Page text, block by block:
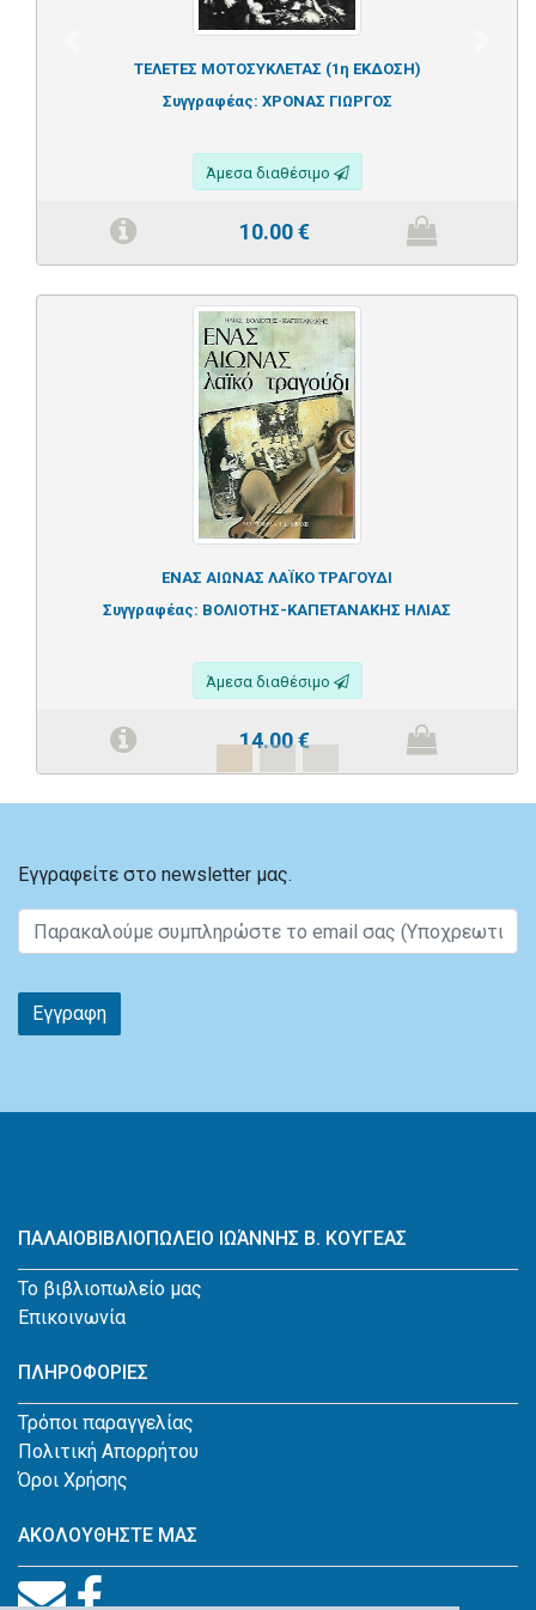
ΤΕΛΕΤΕΣ ΜΟΤΟΣΥΚΛΕΤΑΣ (1η ΕΚΔΟΣΗ)
Συγγραφέας: ΧΡΟΝΑΣ ΓΙΩΡΓΟΣ
Άμεσα διαθέσιμο
10.00€
ΕΝΑΣ ΑΙΩΝΑΣ ΛΑΪΚΟ ΤΡΑΓΟΥΔΙ
Συγγραφέας: ΒΟΛΙΟΤΗΣ-ΚΑΠΕΤΑΝΑΚΗΣ ΗΛΙΑΣ
Άμεσα διαθέσιμο
14.00€
Εγγραφείτε στο newsletter μας.
Εγγραφη
ΠΑΛΑΙΟΒΙΒΛΙΟΠΩΛΕΙΟ ΙΩΆΝΝΗΣ Β. ΚΟΥΓΕΑΣ
Το βιβλιοπωλείο μας
Επικοινωνία
ΠΛΗΡΟΦΟΡΙΕΣ
Τρόποι παραγγελίας
Πολιτική Απορρήτου
Όροι Χρήσης
ΑΚΟΛΟΥΘΗΣΤΕ ΜΑΣ